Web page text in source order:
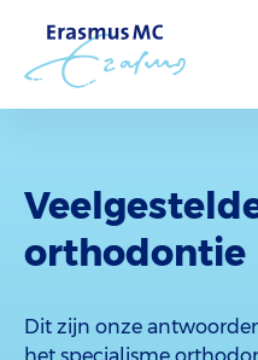
orthodontie
Dit zijn onze